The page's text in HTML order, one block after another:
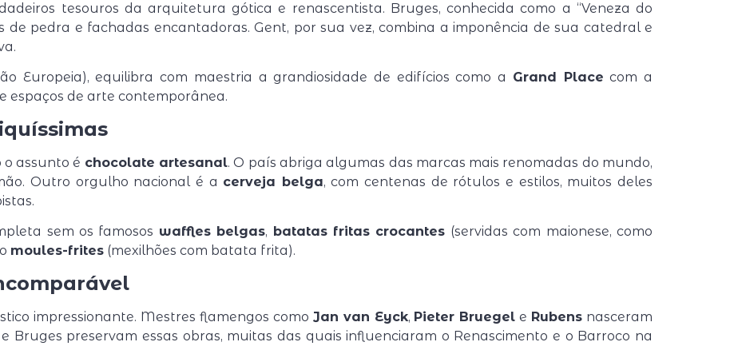
tesouros da arquitetura gótica e renascentista. Bruges, conhecida como a “Veneza do
de pedra e fachadas encantadoras. Gent, por sua vez, combina a imponência de sua catedral e
Europeia), equilibra com maestria a grandiosidade de edifícios como a Grand Place com a
espaços de arte contemporânea.
assunto é chocolate artesanal. O país abriga algumas das marcas mais renomadas do mundo,
Outro orgulho nacional é a cerveja belga, com centenas de rótulos e estilos, muitos deles
sem os famosos waffles belgas, batatas fritas crocantes (servidas com maionese, como
moules-frites (mexilhões com batata frita).
impressionante. Mestres flamengos como Jan van Eyck, Pieter Bruegel e Rubens nasceram
Bruges preservam essas obras, muitas das quais influenciaram o Renascimento e o Barroco na